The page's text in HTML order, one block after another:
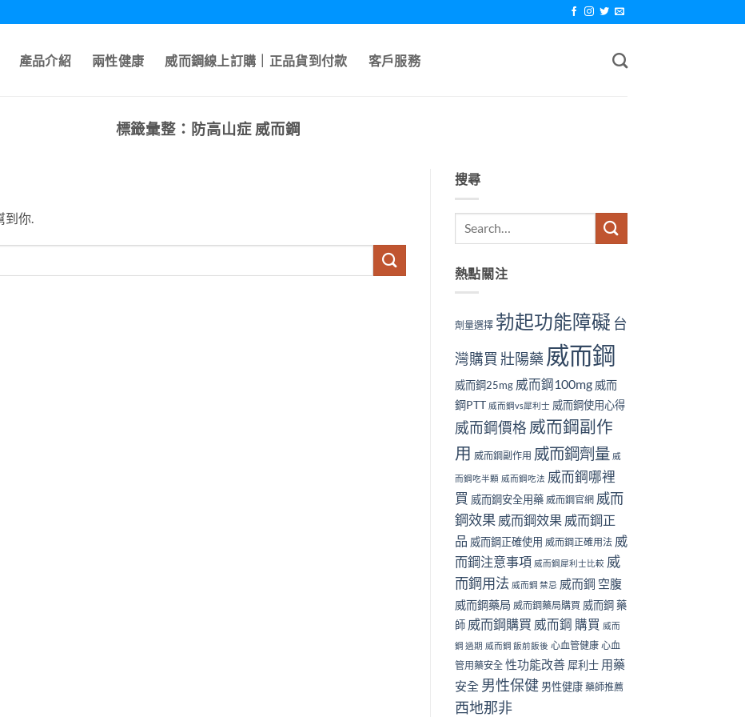
產品介紹 兩性健康 威而鋼線上訂購｜正品貨到付款 客戶服務
標籤彙整： 防高山症 威而鋼
你.
搜尋
熱點關注
劑量選擇 勃起功能障礙 台
灣購買 壯陽藥 威而鋼
威而鋼25mg 威而鋼100mg 威而
鋼PTT 威而鋼vs犀利士 威而鋼使用心得
威而鋼價格 威而鋼副作
用 威而鋼副作用 威而鋼劑量 威
而鋼吃半顆 威而鋼吃法 威而鋼哪裡
買 威而鋼安全用藥 威而鋼官網 威而
鋼效果 威而鋼效果 威而鋼正
品 威而鋼正確使用 威而鋼正確用法 威
而鋼注意事項 威而鋼犀利士比較 威
而鋼用法 威而鋼 禁忌 威而鋼 空腹
威而鋼藥局 威而鋼藥局購買 威而鋼 藥
師 威而鋼購買 威而鋼 購買 威而
鋼 過期 威而鋼 飯前飯後 心血管健康 心血
管用藥安全 性功能改善 犀利士 用藥
安全 男性保健 男性健康 藥師推薦
西地那非